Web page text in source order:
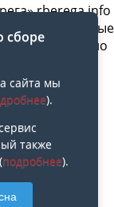
rberega.info
издания «Родные
г., выдано
связи,
Омарович
сборе
сайта мы
).
также
подробнее).